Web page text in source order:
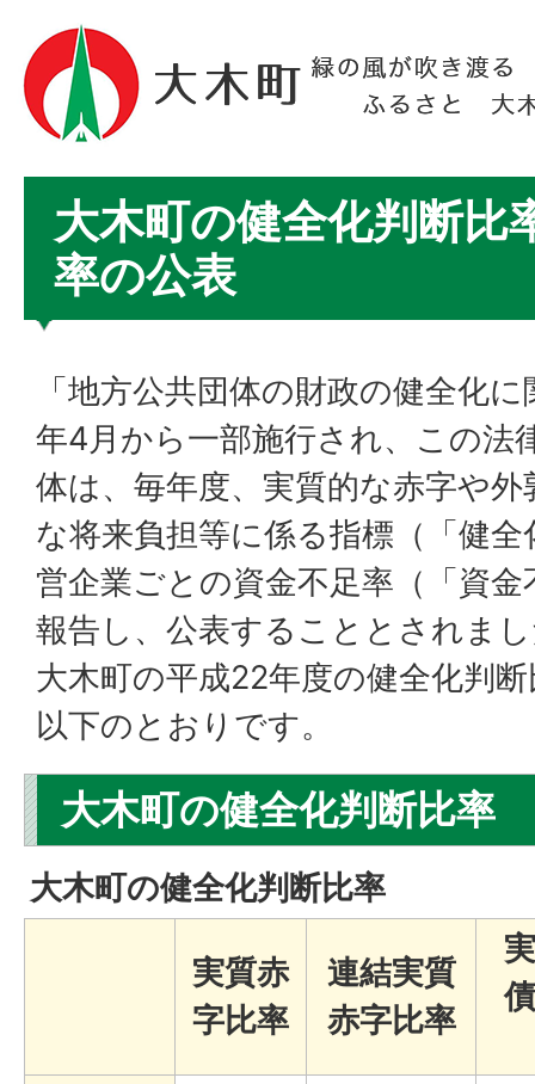
大木町の健全化判断比
率の公表
「地方公共団体の財政の健全化
年4月から一部施行され、この法
体は、毎年度、実質的な赤字や
な将来負担等に係る指標（「健
営企業ごとの資金不足率（「資
報告し、公表することとされま
大木町の平成22年度の健全化判
以下のとおりです。
大木町の健全化判断比率
大木町の健全化判断比率
実質赤
字比率
連結実質
赤字比率